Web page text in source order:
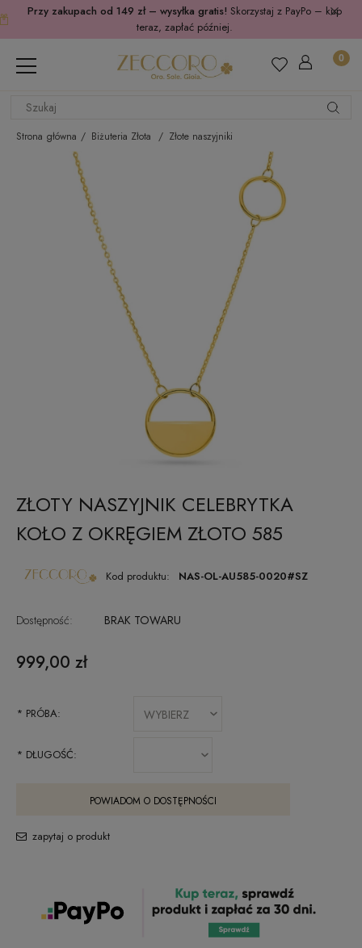
Przy zakupach od 149 zł – wysyłka gratis! Skorzystaj z PayPo – kup
teraz, zapłać później.
Strona główna Biżuteria Złota Złote naszyjniki
ZŁOTY NASZYJNIK CELEBRYTKA
KOŁO Z OKRĘGIEM ZŁOTO 585
Kod produktu: NAS-OL-AU585-0020#SZ
Dostępność: BRAK TOWARU
999,00 zł
* PRÓBA:
* DŁUGOŚĆ:
POWIADOM O DOSTĘPNOŚCI
zapytaj o produkt